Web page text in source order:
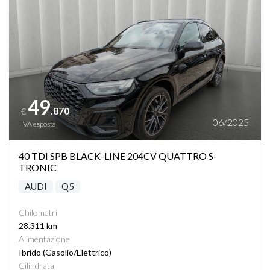
TASCHE SU RETROSCHIENALI SEDILI
TELECAMERE 540°
TETTO PANORAMICO
VANO PORTABAGAGLI AUTOMATICO
VARIAZIONE ASSETTO
VOLANTE MULTIFUNZIONE RISCALDABILE
PHONE CHARGING
€49.870
IVA esposta 06/2025
40 TDI SPB BLACK-LINE 204CV QUATTRO S-
TRONIC
AUDI Q5
Chilometri
28.311 km
Alimentazione
Ibrido (Gasolio/Elettrico)
Cilindrata